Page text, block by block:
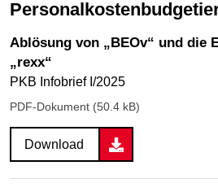
Ablösung von „BEOv“ und die
„rexx“
PKB Infobrief I/2025
PDF-Dokument (50.4 kB)
Download